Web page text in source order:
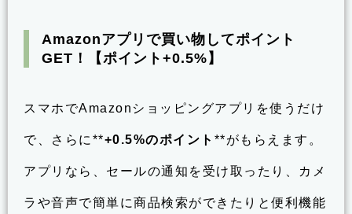
Amazonアプリで買い物してポイント
GET！【ポイント+0.5%】
スマホでAmazonショッピングアプリを使うだけ
で、さらに**+0.5%のポイント **がもらえます。
アプリなら、セールの通知を受け取ったり、カメ
ラや音声で簡単に商品検索ができたりと便利機能